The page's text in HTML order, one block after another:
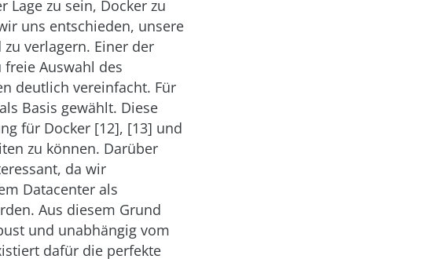
zu sein, Docker zu
uns entschieden, unsere
verlagern. Einer der
Auswahl des
deutlich vereinfacht. Für
Basis gewählt. Diese
für Docker [12], [13] und
zu können. Darüber
da wir
Datacenter als
Aus diesem Grund
und unabhängig vom
dafür die perfekte